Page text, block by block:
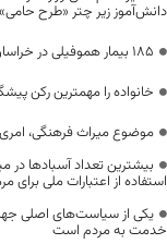
دانش‌آموز زیر چتر «طرح حامی»
۱۸۵ بیمار هموفیلی در خراسان جنوبی تحت پوشش خدمات بیمه سلامت قرار دارند
خانواده را مهمترین رکن
موضوع میراث فرهنگی،
بیشترین تعداد آسبادها
استفاده از اعتبارات ملی برای
یکی از سیاست‌های اصلی
خدمت به مردم است